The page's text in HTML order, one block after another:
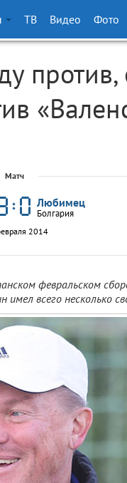
ТВ Видео Фото
Матч
Любимец
Болгария
2014
февральском
имел всего несколько